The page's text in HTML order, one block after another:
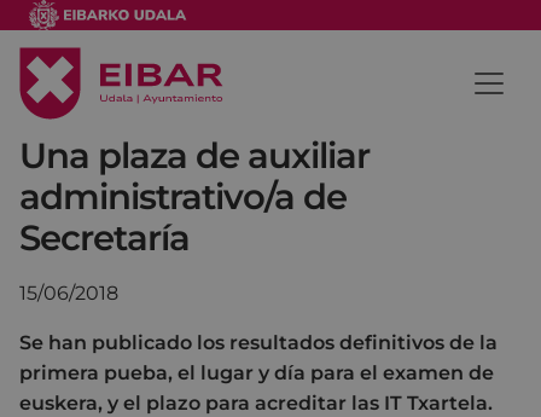
Una plaza de auxiliar
administrativo/a de
Secretaría
15/06/2018
Se han publicado los resultados definitivos de la
primera pueba, el lugar y día para el examen de
euskera, y el plazo para acreditar las IT Txartela.